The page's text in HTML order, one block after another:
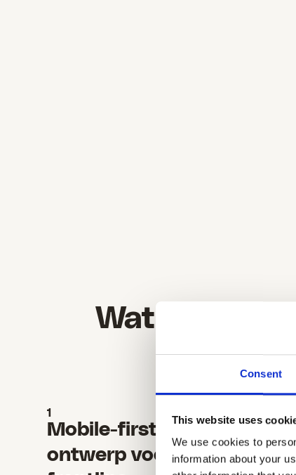
Consent
This website uses
We use cookies to
information about your
Wat maakt
Je frontline
1
Mobile-first
ontwerp voor de
in